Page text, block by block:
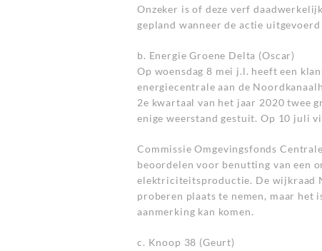
Onzeker is of deze verf
gepland wanneer de actie
b. Energie Groene Delta (Oscar)
Op woensdag 8 mei j.l. heeft een
energiecentrale aan de
2e kwartaal van het jaar 2020 twee
enige weerstand gestuit. Op 10 juli
Commissie Omgevingsfonds
beoordelen voor benutting van een
elektriciteitsproductie. De wijkraad
proberen plaats te nemen, maar het
aanmerking kan komen.
c. Knoop 38 (Geurt)